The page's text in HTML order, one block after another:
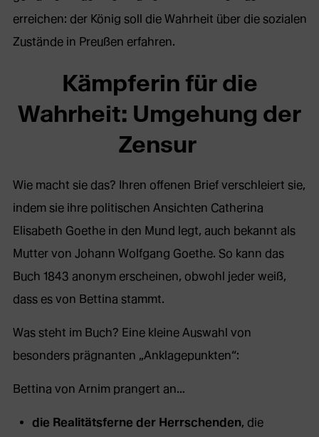
erreichen: der König soll die Wahrheit über die sozialen
Zustände in Preußen erfahren.
Kämpferin für die
Wahrheit: Umgehung der
Zensur
Wie macht sie das? Ihren offenen Brief verschleiert sie,
indem sie ihre politischen Ansichten Catherina
Elisabeth Goethe in den Mund legt, auch bekannt als
Mutter von Johann Wolfgang Goethe. So kann das
Buch 1843 anonym erscheinen, obwohl jeder weiß,
dass es von Bettina stammt.
Was steht im Buch? Eine kleine Auswahl von
besonders prägnanten „Anklagepunkten“:
Bettina von Arnim prangert an…
die Realitätsferne der Herrschenden, die